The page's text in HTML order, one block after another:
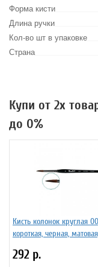
Форма кисти
Длина ручки
Кол-во шт в упаковке
Страна
Купи от 2х
до 0%
Кисть колонок круглая
короткая, черная,
292 р.